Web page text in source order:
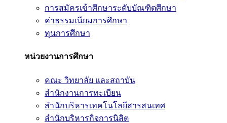
การสมัครเข้าศึกษาระดับบัณฑิตศึกษา
ค่าธรรมเนียมการศึกษา
ทุนการศึกษา
หน่วยงานการศึกษา
คณะ วิทยาลัย และสถาบัน
สำนักงานการทะเบียน
สำนักบริหารเทคโนโลยีสารสนเทศ
สำนักบริหารกิจการนิสิต